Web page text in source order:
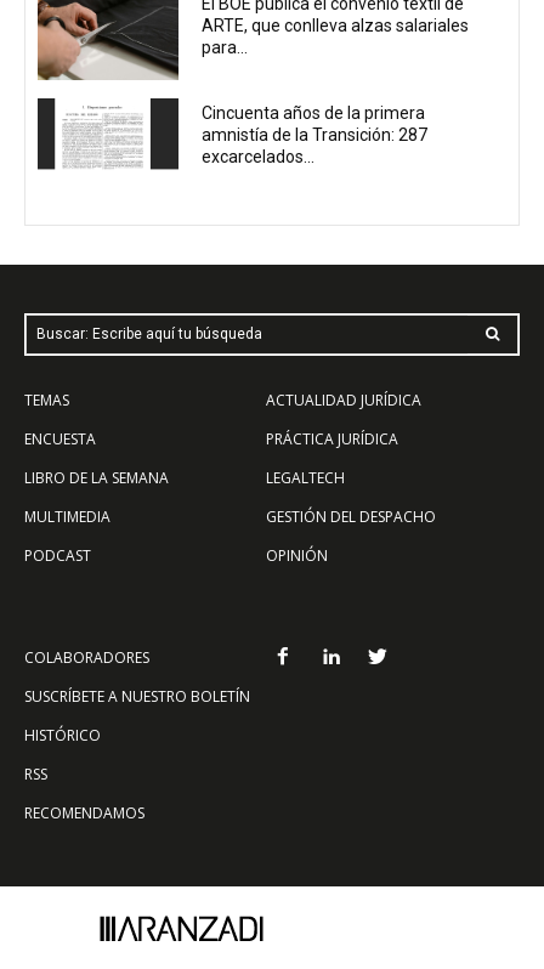
ARTE, que conlleva alzas salariales
para...
Cincuenta años de la primera
amnistía de la Transición: 287
excarcelados...
Buscar: Escribe aquí tu búsqueda
TEMAS
ENCUESTA
LIBRO DE LA SEMANA
MULTIMEDIA
PODCAST
ACTUALIDAD JURÍDICA
PRÁCTICA JURÍDICA
LEGALTECH
GESTIÓN DEL DESPACHO
OPINIÓN
COLABORADORES
SUSCRÍBETE A NUESTRO BOLETÍN
HISTÓRICO
RSS
RECOMENDAMOS